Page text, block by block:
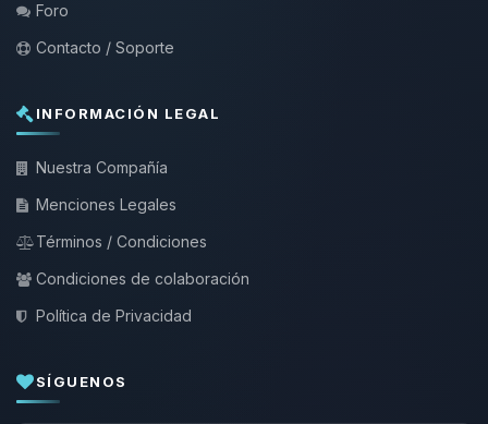
Foro
Contacto / Soporte
INFORMACIÓN LEGAL
Nuestra Compañía
Menciones Legales
Términos / Condiciones
Condiciones de colaboración
Política de Privacidad
SÍGUENOS